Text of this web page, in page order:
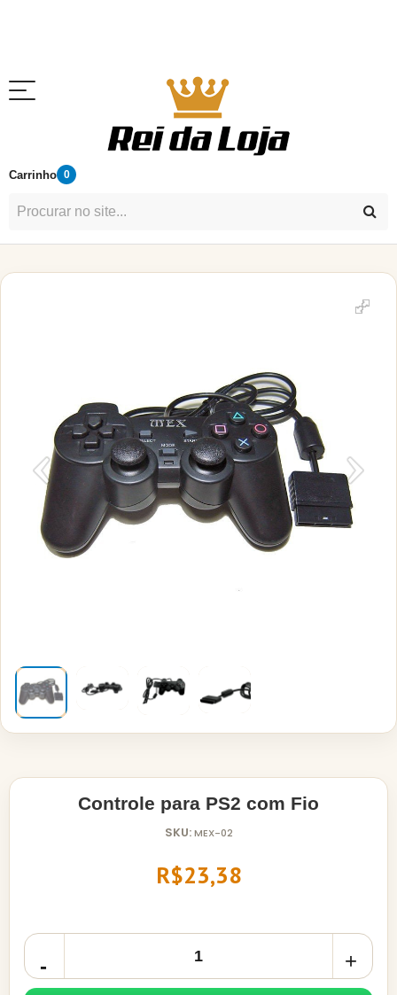
Carrinho 0
Controle para PS2 com Fio
SKU:MEX-02
R$23,38